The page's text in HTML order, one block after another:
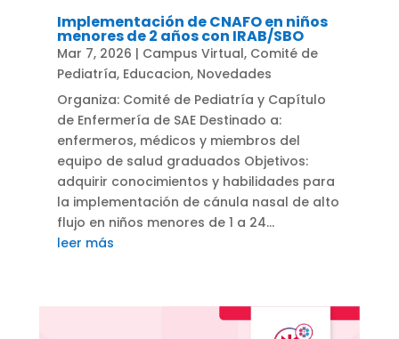
Implementación de CNAFO en niños
menores de 2 años con IRAB/SBO
Mar 7, 2026 | Campus Virtual, Comité de
Pediatría, Educacion, Novedades
Organiza: Comité de Pediatría y Capítulo
de Enfermería de SAE Destinado a:
enfermeros, médicos y miembros del
equipo de salud graduados Objetivos:
adquirir conocimientos y habilidades para
la implementación de cánula nasal de alto
flujo en niños menores de 1 a 24...
leer más